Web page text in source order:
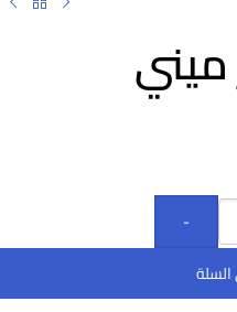
-